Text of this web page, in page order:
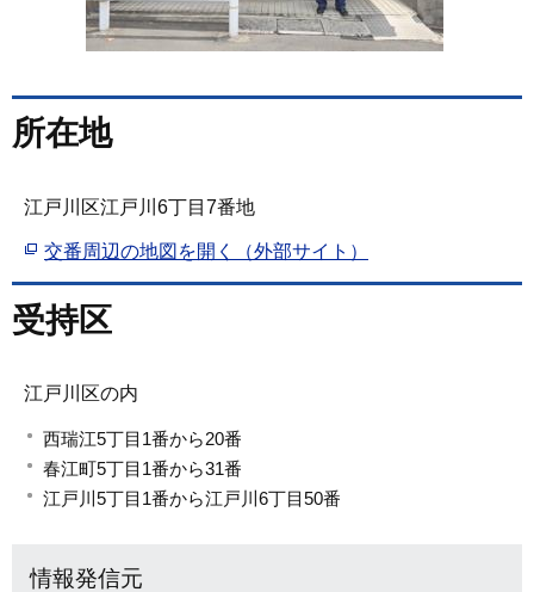
所在地
江戸川区江戸川6丁目7番地
交番周辺の地図を開く（外部サイト）
受持区
江戸川区の内
西瑞江5丁目1番から20番
春江町5丁目1番から31番
江戸川5丁目1番から江戸川6丁目50番
情報発信元